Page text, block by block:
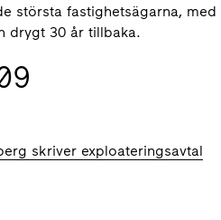
största fastighetsägarna,
drygt 30 år tillbaka.
skriver exploateringsavtal